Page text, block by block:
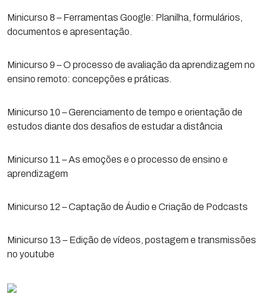
Minicurso 8 – Ferramentas Google: Planilha, formulários,
documentos e apresentação.
Minicurso 9 – O processo de avaliação da aprendizagem no
ensino remoto: concepções e práticas.
Minicurso 10 – Gerenciamento de tempo e orientação de
estudos diante dos desafios de estudar a distância
Minicurso 11 – As emoções e o processo de ensino e
aprendizagem
Minicurso 12 – Captação de Áudio e Criação de Podcasts
Minicurso 13 – Edição de vídeos, postagem e transmissões
no youtube